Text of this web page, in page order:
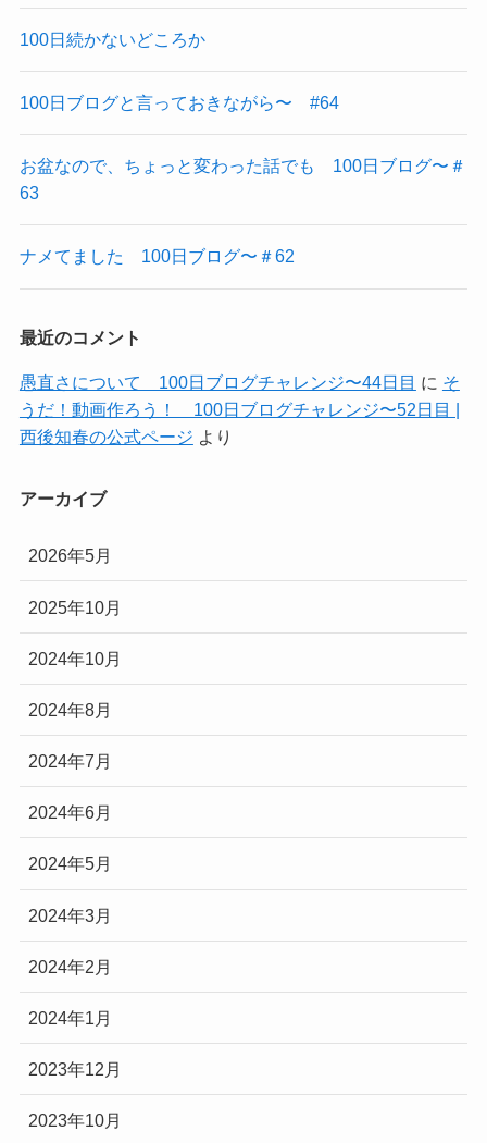
100日続かないどころか
100日ブログと言っておきながら〜 #64
お盆なので、ちょっと変わった話でも 100日ブログ〜＃
63
ナメてました 100日ブログ〜＃62
最近のコメント
愚直さについて 100日ブログチャレンジ〜44日目 に そ
うだ！動画作ろう！ 100日ブログチャレンジ〜52日目 |
西後知春の公式ページ より
アーカイブ
2026年5月
2025年10月
2024年10月
2024年8月
2024年7月
2024年6月
2024年5月
2024年3月
2024年2月
2024年1月
2023年12月
2023年10月